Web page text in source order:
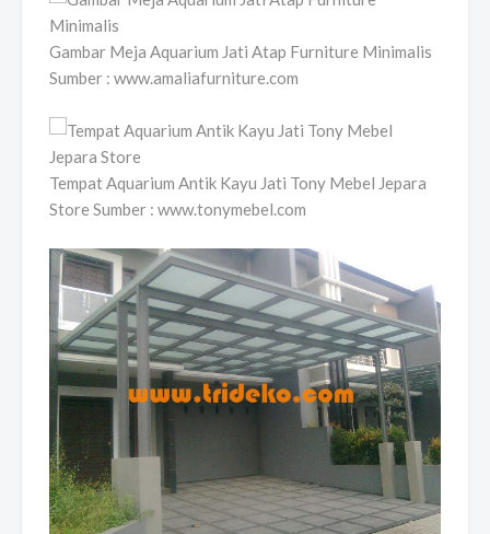
Gambar Meja Aquarium Jati Atap Furniture Minimalis
Sumber : www.amaliafurniture.com
Tempat Aquarium Antik Kayu Jati Tony Mebel Jepara
Store Sumber : www.tonymebel.com